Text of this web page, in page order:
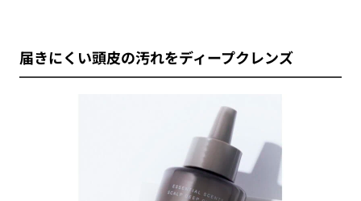
届きにくい頭皮の汚れをディープクレンズ